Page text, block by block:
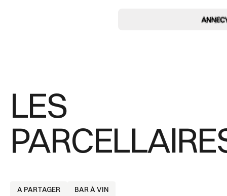
LES
A PARTAGER BAR À VIN